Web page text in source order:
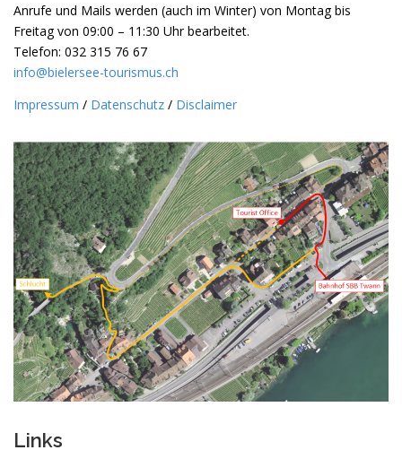
Anrufe und Mails werden (auch im Winter) von Montag bis
Freitag von 09:00 – 11:30 Uhr bearbeitet.
Telefon: 032 315 76 67
info@bielersee-tourismus.ch
Impressum / Datenschutz / Disclaimer
Links